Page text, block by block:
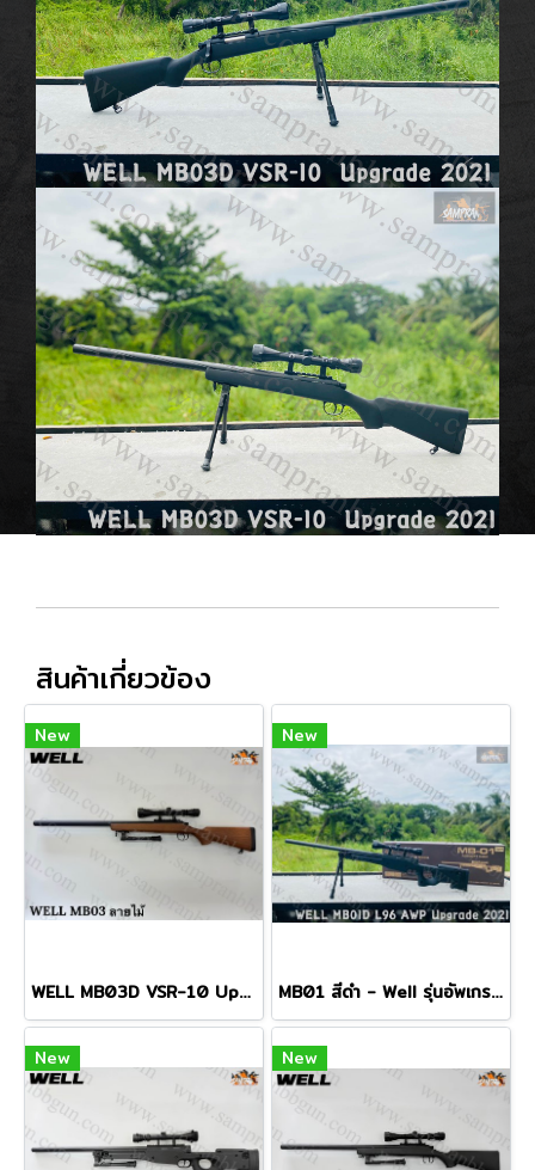
สินค้าเกี่ยวข้อง
New
WELL MB03D VSR-10 Upgrade 2025 NEW GEN ลายไม้ พร้อมกล้อง+ขาทราย
New
MB01 สีดำ - Well รุ่นอัพเกรด 2021 พร้อมกล้อง+ขาทราย
New New